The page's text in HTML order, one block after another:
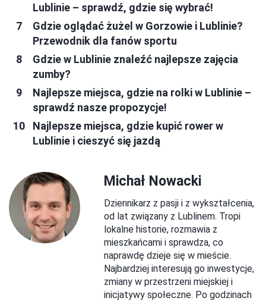
Lublinie – sprawdź, gdzie się wybrać!
Gdzie oglądać żużel w Gorzowie i Lublinie?
Przewodnik dla fanów sportu
Gdzie w Lublinie znaleźć najlepsze zajęcia
zumby?
Najlepsze miejsca, gdzie na rolki w Lublinie –
sprawdź nasze propozycje!
Najlepsze miejsca, gdzie kupić rower w
Lublinie i cieszyć się jazdą
Michał Nowacki
Dziennikarz z pasji i z wykształcenia,
od lat związany z Lublinem. Tropi
lokalne historie, rozmawia z
mieszkańcami i sprawdza, co
naprawdę dzieje się w mieście.
Najbardziej interesują go inwestycje,
zmiany w przestrzeni miejskiej i
inicjatywy społeczne. Po godzinach